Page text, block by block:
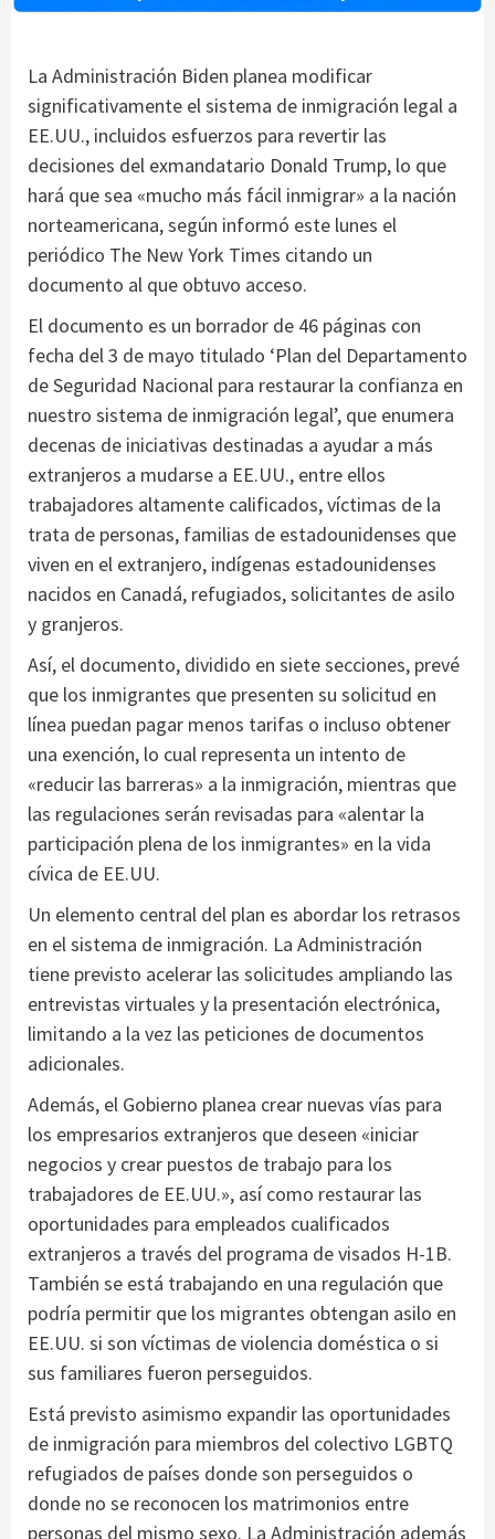
La Administración Biden planea modificar
significativamente el sistema de inmigración legal a
EE.UU., incluidos esfuerzos para revertir las
decisiones del exmandatario Donald Trump, lo que
hará que sea «mucho más fácil inmigrar» a la nación
norteamericana, según informó este lunes el
periódico The New York Times citando un
documento al que obtuvo acceso.
El documento es un borrador de 46 páginas con
fecha del 3 de mayo titulado ‘Plan del Departamento
de Seguridad Nacional para restaurar la confianza en
nuestro sistema de inmigración legal’, que enumera
decenas de iniciativas destinadas a ayudar a más
extranjeros a mudarse a EE.UU., entre ellos
trabajadores altamente calificados, víctimas de la
trata de personas, familias de estadounidenses que
viven en el extranjero, indígenas estadounidenses
nacidos en Canadá, refugiados, solicitantes de asilo
y granjeros.
Así, el documento, dividido en siete secciones, prevé
que los inmigrantes que presenten su solicitud en
línea puedan pagar menos tarifas o incluso obtener
una exención, lo cual representa un intento de
«reducir las barreras» a la inmigración, mientras que
las regulaciones serán revisadas para «alentar la
participación plena de los inmigrantes» en la vida
cívica de EE.UU.
Un elemento central del plan es abordar los retrasos
en el sistema de inmigración. La Administración
tiene previsto acelerar las solicitudes ampliando las
entrevistas virtuales y la presentación electrónica,
limitando a la vez las peticiones de documentos
adicionales.
Además, el Gobierno planea crear nuevas vías para
los empresarios extranjeros que deseen «iniciar
negocios y crear puestos de trabajo para los
trabajadores de EE.UU.», así como restaurar las
oportunidades para empleados cualificados
extranjeros a través del programa de visados H-1B.
También se está trabajando en una regulación que
podría permitir que los migrantes obtengan asilo en
EE.UU. si son víctimas de violencia doméstica o si
sus familiares fueron perseguidos.
Está previsto asimismo expandir las oportunidades
de inmigración para miembros del colectivo LGBTQ
refugiados de países donde son perseguidos o
donde no se reconocen los matrimonios entre
personas del mismo sexo. La Administración además